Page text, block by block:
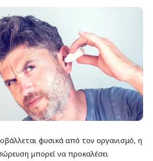
φυσικά από τον οργανισμό, η
μπορεί να προκαλέσει